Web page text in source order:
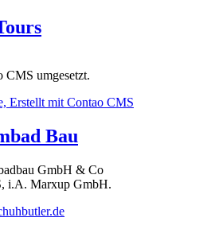
CMS umgesetzt.
Bau
GmbH & Co
i.A. Marxup GmbH.